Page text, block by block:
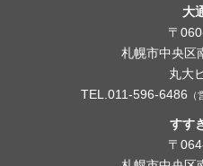
大
〒
札幌市中央区
丸大
TEL.011-596-6486
すす
〒